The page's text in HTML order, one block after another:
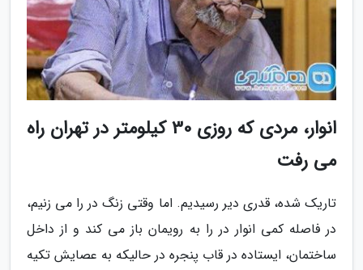
انوار، مردی که روزی 30 کیلومتر در تهران راه
می رفت
تاریک شده، قدری دیر رسیدیم. اما وقتی زنگ در را می زنیم،
در فاصله کمی انوار در را به رویمان باز می کند و از داخل
ساختمان، ایستاده در قاب پنجره در حالیکه به عصایش تکیه